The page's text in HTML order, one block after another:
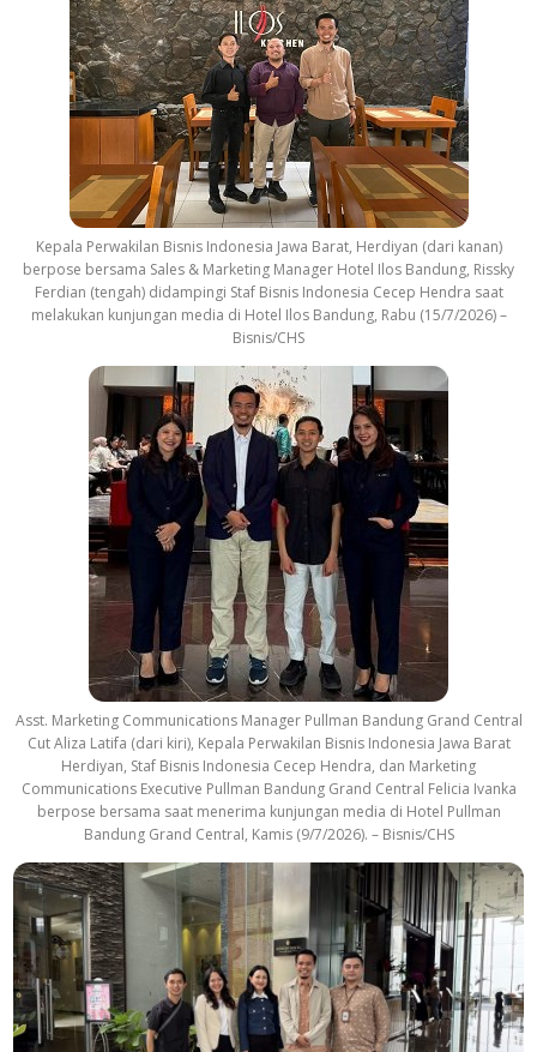
Kepala Perwakilan Bisnis Indonesia Jawa Barat, Herdiyan (dari kanan)
berpose bersama Sales & Marketing Manager Hotel Ilos Bandung, Rissky
Ferdian (tengah) didampingi Staf Bisnis Indonesia Cecep Hendra saat
melakukan kunjungan media di Hotel Ilos Bandung, Rabu (15/7/2026) –
Bisnis/CHS
Asst. Marketing Communications Manager Pullman Bandung Grand Central
Cut Aliza Latifa (dari kiri), Kepala Perwakilan Bisnis Indonesia Jawa Barat
Herdiyan, Staf Bisnis Indonesia Cecep Hendra, dan Marketing
Communications Executive Pullman Bandung Grand Central Felicia Ivanka
berpose bersama saat menerima kunjungan media di Hotel Pullman
Bandung Grand Central, Kamis (9/7/2026). – Bisnis/CHS